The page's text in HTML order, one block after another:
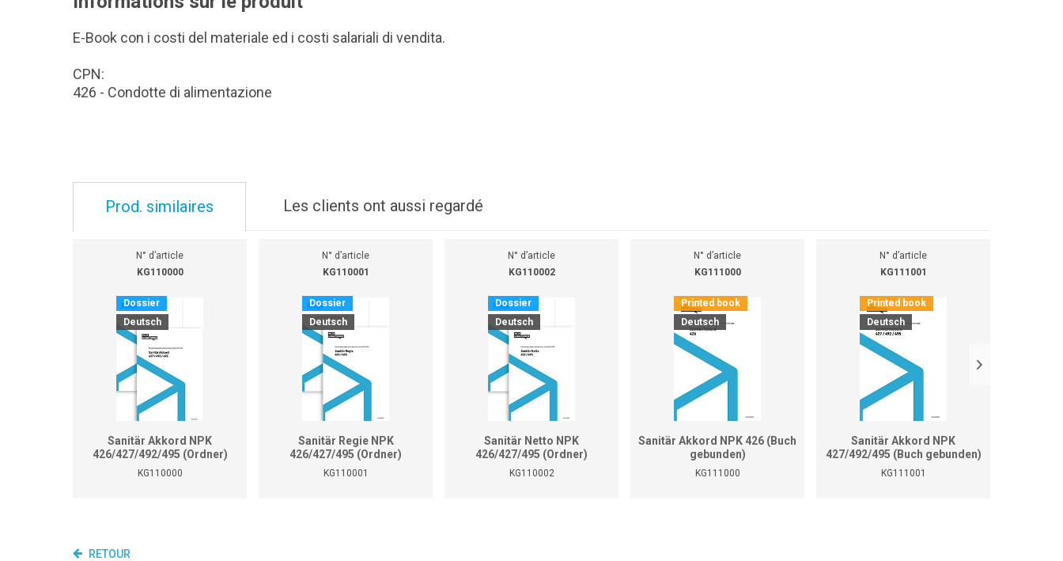
E-Book con i costi del materiale ed i costi salariali di vendita.
CPN:
426 - Condotte di alimentazione
Prod. similaires Les clients ont aussi regardé
N° d’article
KG110000
Dossier
Deutsch
Sanitär Akkord NPK
426/427/492/495 (Ordner)
KG110000
N° d’article
KG110001
Dossier
Deutsch
Sanitär Regie NPK
426/427/495 (Ordner)
KG110001
N° d’article
KG110002
Dossier
Deutsch
Sanitär Netto NPK
426/427/495 (Ordner)
KG110002
N° d’article
KG111000
Printed book
Deutsch
Sanitär Akkord NPK 426 (Buch
gebunden)
KG111000
N° d’article
KG111001
Printed book
Deutsch
Sanitär Akkord NPK
427/492/495 (Buch gebunden)
KG111001
RETOUR